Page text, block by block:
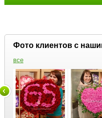
Фото клиентов с
все